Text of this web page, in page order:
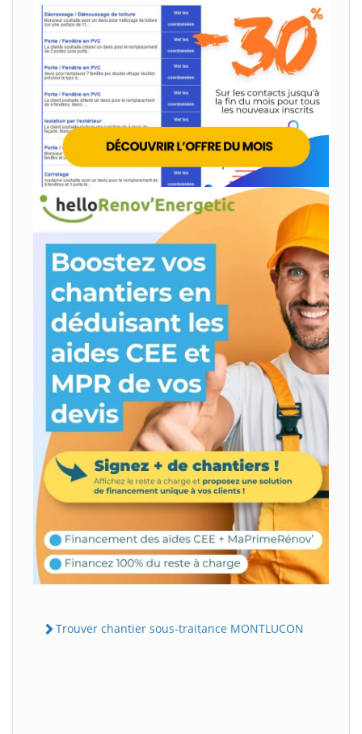
Trouver chantier sous-traitance MONTLUCON